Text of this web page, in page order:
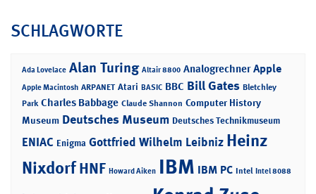
SCHLAGWORTE
Ada Lovelace Alan Turing Altair 8800 Analogrechner Apple
Apple Macintosh ARPANET Atari BASIC BBC Bill Gates Bletchley
Park Charles Babbage Claude Shannon Computer History
Museum Deutsches Museum Deutsches Technikmuseum
ENIAC Enigma Gottfried Wilhelm Leibniz Heinz
NixdorfHNF Howard Aiken IBM IBM PC Intel Intel 8088